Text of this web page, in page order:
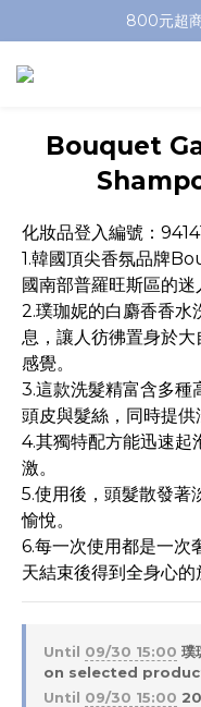
加入會員即送100
800元超
加入會員即送100
Bouquet
化妝品登入編號：
1.韓國頂尖香氛品牌
國南部普羅旺斯區的迷
2.璞珈妮的白麝香香水
息，讓人彷彿置身於
感覺。
3.這款洗髮精富含多種
頭皮與髮絲，同時提供
4.其獨特配方能迅速起
激。
5.使用後，頭髮散發著
愉悅。
6.每一次使用都是一次
天結束後得到全身心的
Until 09/30 15:00 璞
on selected
Until 09/30 15:00